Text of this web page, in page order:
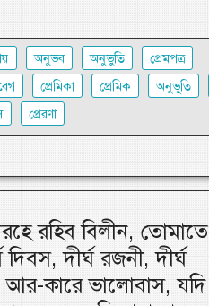
অনুভব অনুভুতি
প্রেমপত্র
প্রেমিকা প্রেমিক অনুভূতি
প্রেরণা
রহিব বিলীন, তোমাতে
দীর্ঘ রজনী, দীর্ঘ
আর-কারে ভালোবাস, যদি